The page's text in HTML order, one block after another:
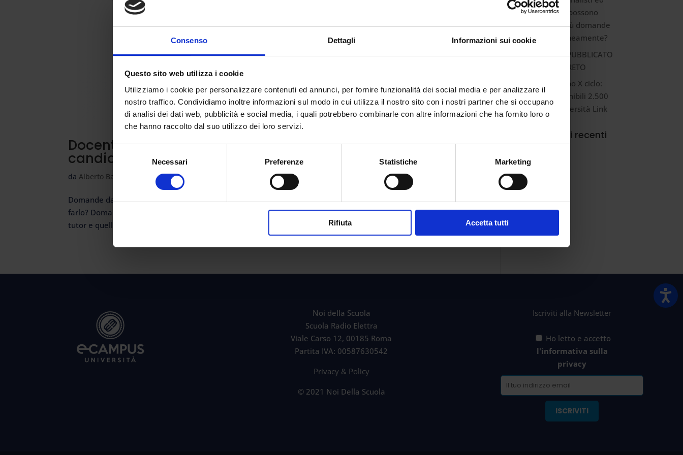
Consenso Dettagli Informazioni sui cookie
Questo sito web utilizza i cookie
Utilizziamo i cookie per personalizzare contenuti ed annunci, per fornire funzionalità dei social media e per analizzare il
nostro traffico. Condividiamo inoltre informazioni sul modo in cui utilizza il nostro sito con i nostri partner che si occupano
di analisi dei dati web, pubblicità e social media, i quali potrebbero combinarle con altre informazioni che ha fornito loro o
che hanno raccolto dal suo utilizzo dei loro servizi.
Selezione
del
consenso
Necessari Preferenze Statistiche Marketing
Rifiuta Accetta tutti
Docente tutor, si parte: Decreto del Dirigente, modello
candidatura del docente, cosa fa la scuola.
daAlberto Barelli Apr 13, 2023|
Domande dal 17 aprile al 2 maggio. Il docente tutor, al via dal 2023/24. La circolare: quali i compiti? Chi potrà
farlo? Domande dal 17 aprile. Fino a 50 studenti e 4.750 euro lordi di retribuzione anno Le figure del docente
tutor e quella dell’orientatore saranno...
estero. Si possono
presentare più domande
contemporaneamente?
ART.6 INDIRE PUBBLICATO
IL DECRETO
TFA sostegno X ciclo:
ancora disponibili 2.500
posti all’Università Link
Commenti recenti
Noi della Scuola
Scuola Radio Elettra
Viale Carso 12, 00185 Roma
Partita IVA: 00587630542
Privacy & Policy
© 2021 Noi Della Scuola
Iscriviti alla Newsletter
Ho letto e accetto
l'informativa sulla
privacy